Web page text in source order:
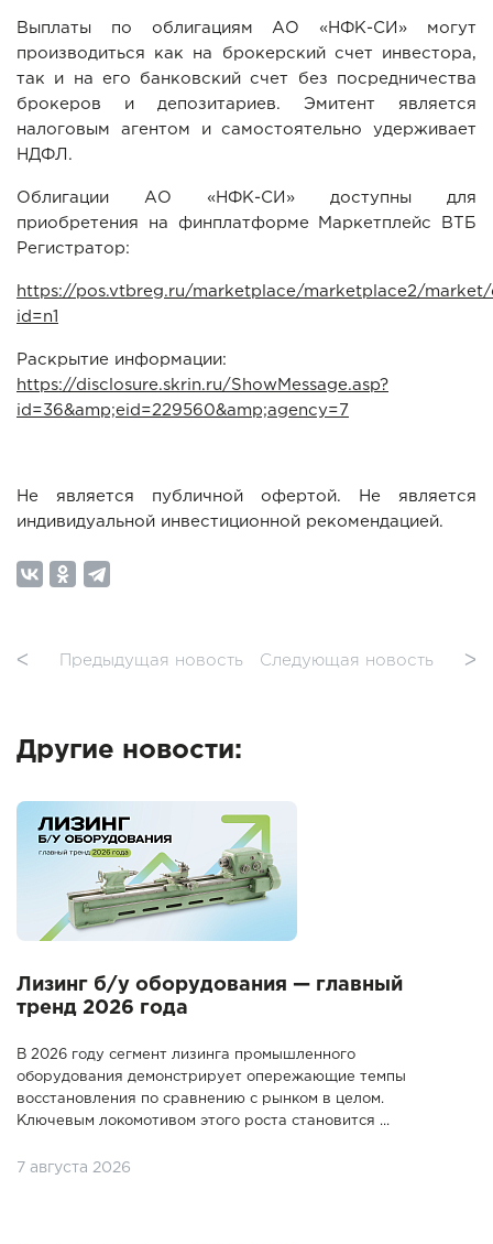
Выплаты по облигациям АО «НФК-СИ» могут
производиться как на брокерский счет инвестора,
так и на его банковский счет без посредничества
брокеров и депозитариев. Эмитент является
налоговым агентом и самостоятельно удерживает
НДФЛ.
Облигации АО «НФК-СИ» доступны для
приобретения на финплатформе Маркетплейс ВТБ
Регистратор:
https://pos.vtbreg.ru/marketplace/marketplace2/
id=n1
Раскрытие информации:
https://disclosure.skrin.ru/ShowMessage.asp?
id=36&amp;eid=229560&amp;agency=7
Не является публичной офертой. Не является
индивидуальной инвестиционной рекомендацией.
ᐸ Предыдущая новость Следующая новость ᐳ
Другие новости:
Лизинг б/у оборудования — главный
тренд 2026 года
В 2026 году сегмент лизинга промышленного
оборудования демонстрирует опережающие темпы
восстановления по сравнению с рынком в целом.
Ключевым локомотивом этого роста становится ...
7 августа 2026